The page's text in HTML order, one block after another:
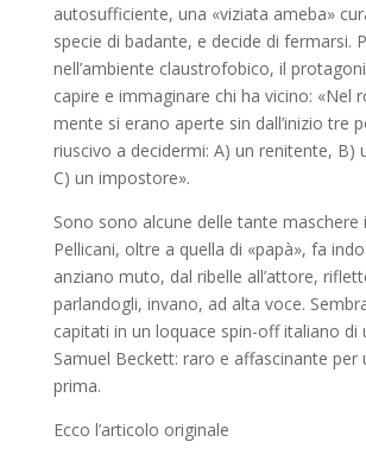
autosufficiente, una «viziata ameba»
specie di badante, e decide di fermarsi.
nell’ambiente claustrofobico, il
capire e immaginare chi ha vicino: «Nel
mente si erano aperte sin dall’inizio tre
riuscivo a decidermi: A) un renitente, B)
C) un impostore».
Sono sono alcune delle tante maschere
Pellicani, oltre a quella di «papà», fa
anziano muto, dal ribelle all’attore,
parlandogli, invano, ad alta voce.
capitati in un loquace spin-off italiano di
Samuel Beckett: raro e affascinante per
prima.
Ecco l’articolo originale